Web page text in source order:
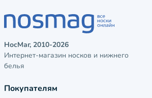
НосМаг, 2010-2026
Интернет-магазин носков и нижнего
белья
Покупателям